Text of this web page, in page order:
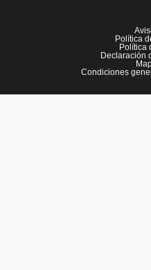
Política
Política
Declaración
Condiciones